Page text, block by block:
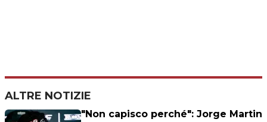
ALTRE NOTIZIE
"Non capisco perché": Jorge Martin